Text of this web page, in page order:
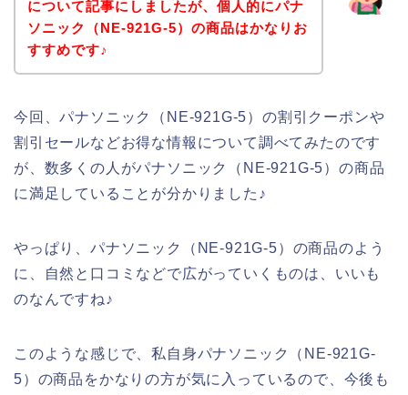
について記事にしましたが、個人的にパナ
ソニック（NE-921G-5）の商品はかなりお
すすめです♪
今回、パナソニック（NE-921G-5）の割引クーポンや
割引セールなどお得な情報について調べてみたのです
が、数多くの人がパナソニック（NE-921G-5）の商品
に満足していることが分かりました♪
やっぱり、パナソニック（NE-921G-5）の商品のよう
に、自然と口コミなどで広がっていくものは、いいも
のなんですね♪
このような感じで、私自身パナソニック（NE-921G-
5）の商品をかなりの方が気に入っているので、今後も